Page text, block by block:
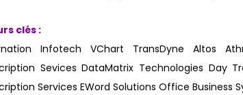
clés :
Infotech VChart TransDyne Altos
Sevices DataMatrix Technologies Day
Services EWord Solutions Office Business